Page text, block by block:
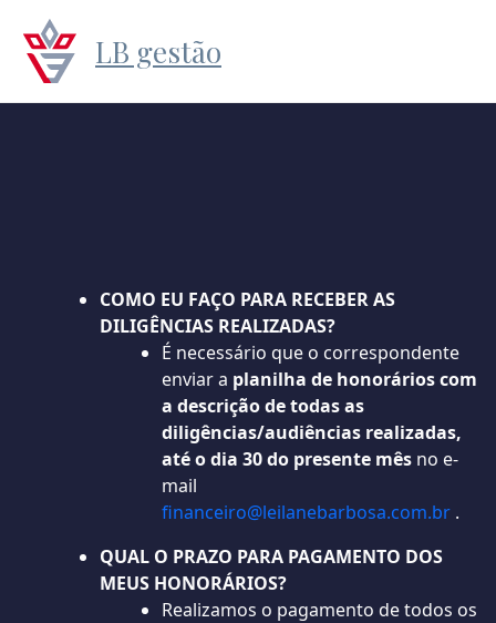
LB gestão
COMO EU FAÇO PARA RECEBER AS
DILIGÊNCIAS REALIZADAS?
É necessário que o correspondente
enviar a planilha de honorários com
a descrição de todas as
diligências/audiências realizadas,
até o dia 30 do presente mês no e-
mail
financeiro@leilanebarbosa.com.br .
QUAL O PRAZO PARA PAGAMENTO DOS
MEUS HONORÁRIOS?
Realizamos o pagamento de todos os